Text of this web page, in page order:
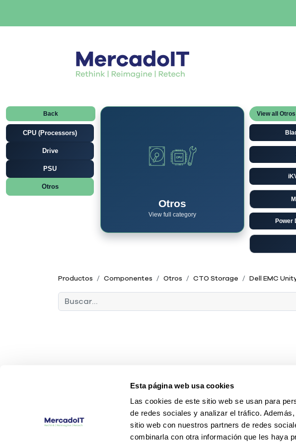
Esta página web usa cookies
Las cookies de este sitio web se usan para
de redes sociales y analizar el tráfico.
sitio web con nuestros partners de redes
combinarla con otra información que les haya
Back
CPU (Processors)
Drive
PSU
Otros
Otros
View full category
View all Otros
Power
Productos Componentes Otros CTO Storage Dell EMC